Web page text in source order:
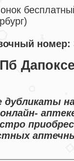
номер: